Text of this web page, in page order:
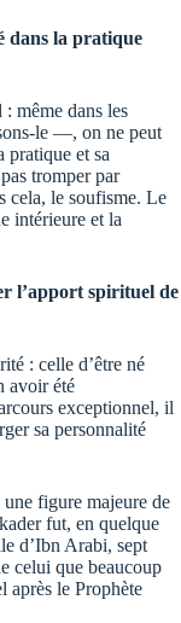
dans la pratique
même dans les
le —, on ne peut
pratique et sa
tromper par
cela, le soufisme. Le
intérieure et la
l’apport spirituel de
: celle d’être né
avoir été
exceptionnel, il
sa personnalité
figure majeure de
fut, en quelque
d’Ibn Arabi, sept
celui que beaucoup
après le Prophète